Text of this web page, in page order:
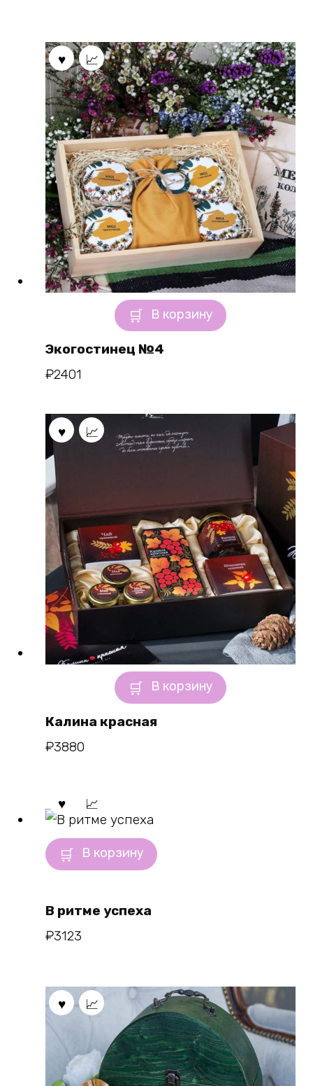
В корзину
Экогостинец №4
₽2401
В корзину
Калина красная
₽3880
В корзину
В ритме успеха
₽3123